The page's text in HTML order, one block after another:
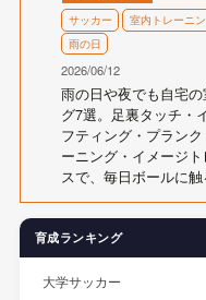
サッカー 室内トレーニ
雨の日
2026/06/12
雨の日や夜でも自宅
グ7選。足裏タッチ・
フティング・プラン
ーニング・イメージ
スで、毎日ボールに触
育成ランキング
大学サッカー